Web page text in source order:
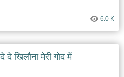
6.0 K
दे दे खिलौना मेरी गोद में